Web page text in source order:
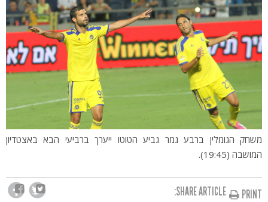
משחק הגומלין ברבע גמר גביע הטוטו ייערך ברביעי הבא באצטדיון
המושבה (19:45).
SHARE ARTICLE: PRINT